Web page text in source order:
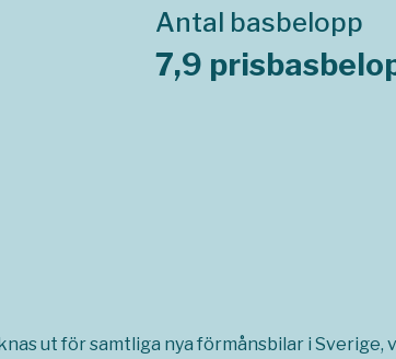
Antal basbelopp
7,9
ut för samtliga nya förmånsbilar i